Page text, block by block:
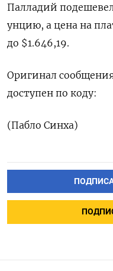
Палладий
унцию, а цена на
до $1.646,19.
Оригинал
доступен по коду:
(Пабло Синха)